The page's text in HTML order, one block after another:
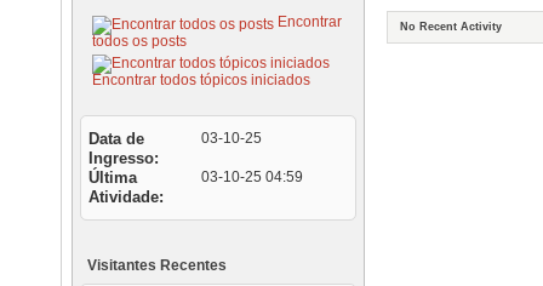
Encontrar
todos os posts
Encontrar todos tópicos iniciados
Data de
Ingresso
03-10-25
Última
Atividade
03-10-25 04:59
Visitantes Recentes
No Recent Activity